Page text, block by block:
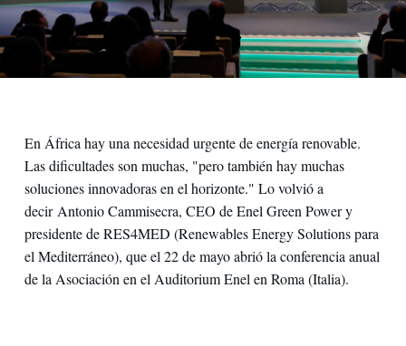
En África hay una necesidad urgente de energía renovable.
Las dificultades son muchas, "pero también hay muchas
soluciones innovadoras en el horizonte." Lo volvió a
decir Antonio Cammisecra, CEO de Enel Green Power y
presidente de RES4MED (Renewables Energy Solutions para
el Mediterráneo), que el 22 de mayo abrió la conferencia anual
de la Asociación en el Auditorium Enel en Roma (Italia).